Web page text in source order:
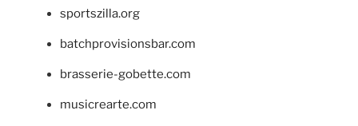
sportszilla.org
batchprovisionsbar.com
brasserie-gobette.com
musicrearte.com